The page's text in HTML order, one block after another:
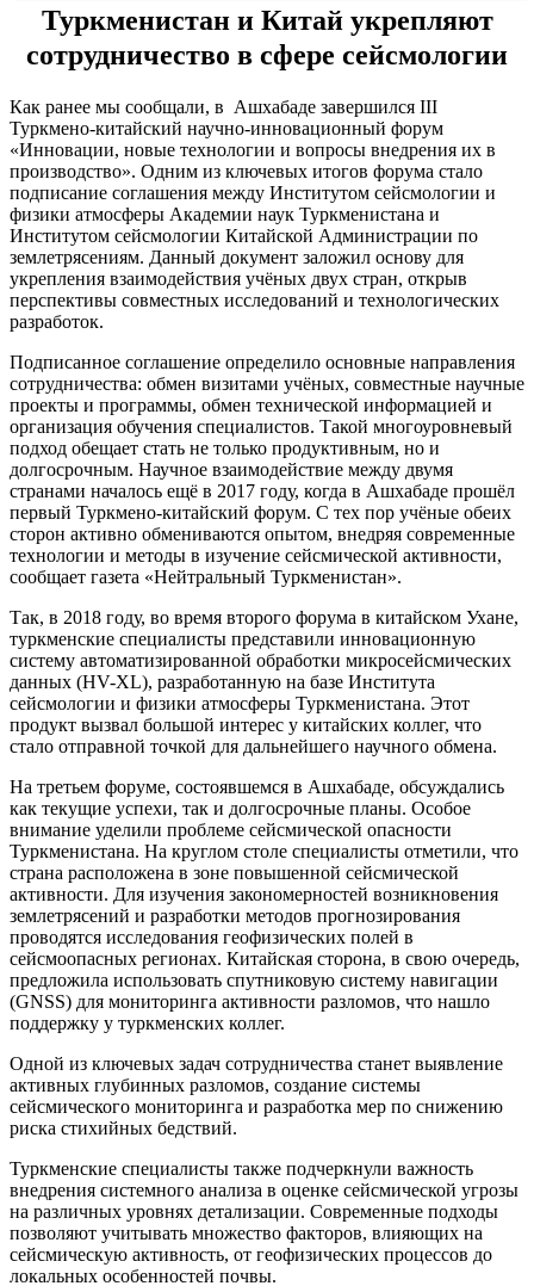
Туркменистан и Китай укрепляют
сотрудничество в сфере сейсмологии
Как ранее мы сообщали, в Ашхабаде завершился III
Туркмено-китайский научно-инновационный форум
«Инновации, новые технологии и вопросы внедрения их в
производство». Одним из ключевых итогов форума стало
подписание соглашения между Институтом сейсмологии и
физики атмосферы Академии наук Туркменистана и
Институтом сейсмологии Китайской Администрации по
землетрясениям. Данный документ заложил основу для
укрепления взаимодействия учёных двух стран, открыв
перспективы совместных исследований и технологических
разработок.
Подписанное соглашение определило основные направления
сотрудничества: обмен визитами учёных, совместные научные
проекты и программы, обмен технической информацией и
организация обучения специалистов. Такой многоуровневый
подход обещает стать не только продуктивным, но и
долгосрочным. Научное взаимодействие между двумя
странами началось ещё в 2017 году, когда в Ашхабаде прошёл
первый Туркмено-китайский форум. С тех пор учёные обеих
сторон активно обмениваются опытом, внедряя современные
технологии и методы в изучение сейсмической активности,
сообщает газета «Нейтральный Туркменистан».
Так, в 2018 году, во время второго форума в китайском Ухане,
туркменские специалисты представили инновационную
систему автоматизированной обработки микросейсмических
данных (HV-XL), разработанную на базе Института
сейсмологии и физики атмосферы Туркменистана. Этот
продукт вызвал большой интерес у китайских коллег, что
стало отправной точкой для дальнейшего научного обмена.
На третьем форуме, состоявшемся в Ашхабаде, обсуждались
как текущие успехи, так и долгосрочные планы. Особое
внимание уделили проблеме сейсмической опасности
Туркменистана. На круглом столе специалисты отметили, что
страна расположена в зоне повышенной сейсмической
активности. Для изучения закономерностей возникновения
землетрясений и разработки методов прогнозирования
проводятся исследования геофизических полей в
сейсмоопасных регионах. Китайская сторона, в свою очередь,
предложила использовать спутниковую систему навигации
(GNSS) для мониторинга активности разломов, что нашло
поддержку у туркменских коллег.
Одной из ключевых задач сотрудничества станет выявление
активных глубинных разломов, создание системы
сейсмического мониторинга и разработка мер по снижению
риска стихийных бедствий.
Туркменские специалисты также подчеркнули важность
внедрения системного анализа в оценке сейсмической угрозы
на различных уровнях детализации. Современные подходы
позволяют учитывать множество факторов, влияющих на
сейсмическую активность, от геофизических процессов до
локальных особенностей почвы.